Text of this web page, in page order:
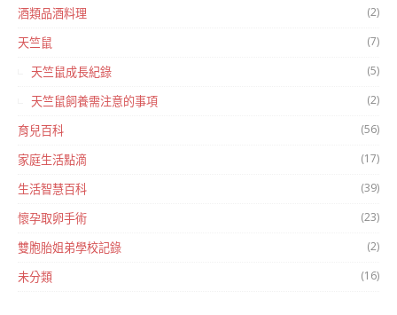
酒類品酒料理 (2)
天竺鼠 (7)
天竺鼠成長紀錄 (5)
天竺鼠飼養需注意的事項 (2)
育兒百科 (56)
家庭生活點滴 (17)
生活智慧百科 (39)
懷孕取卵手術 (23)
雙胞胎姐弟學校記錄 (2)
未分類 (16)